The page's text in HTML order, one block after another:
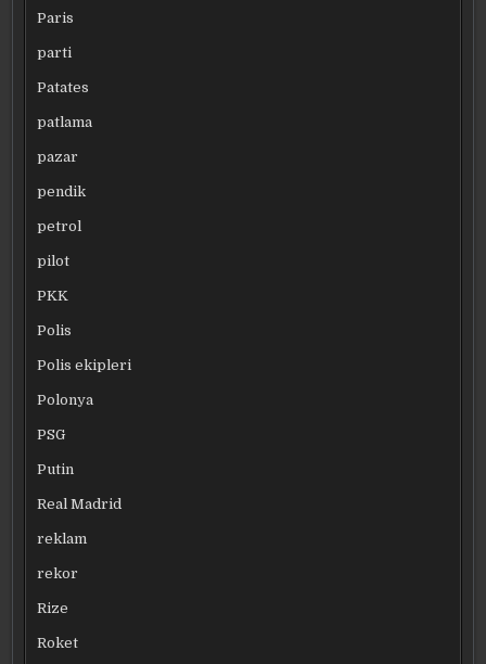
Paris
parti
Patates
patlama
pazar
pendik
petrol
pilot
PKK
Polis
Polis ekipleri
Polonya
PSG
Putin
Real Madrid
reklam
rekor
Rize
Roket